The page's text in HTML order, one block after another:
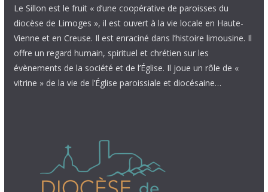
Le Sillon est le fruit « d’une coopérative de paroisses du
diocèse de Limoges », il est ouvert à la vie locale en Haute-
Vienne et en Creuse. Il est enraciné dans l’histoire limousine. Il
offre un regard humain, spirituel et chrétien sur les
évènements de la société et de l’Église. Il joue un rôle de «
vitrine » de la vie de l’Église paroissiale et diocésaine…